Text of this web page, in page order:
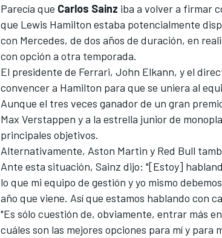
Parecía que Carlos Sainz iba a volver a firmar
que Lewis Hamilton estaba potencialmente
con Mercedes, de dos años de duración, en
con opción a otra temporada.
El presidente de Ferrari, John Elkann, y el
convencer a Hamilton para que se uniera al
Aunque el tres veces ganador de un gran
Max Verstappen y a la estrella junior de
principales objetivos.
Alternativamente, Aston Martin y Red Bull
Ante esta situación, Sainz dijo: "[Estoy]
lo que mi equipo de gestión y yo mismo
año que viene. Así que estamos hablando con
"Es sólo cuestión de, obviamente, entrar más
cuáles son las mejores opciones para mí y